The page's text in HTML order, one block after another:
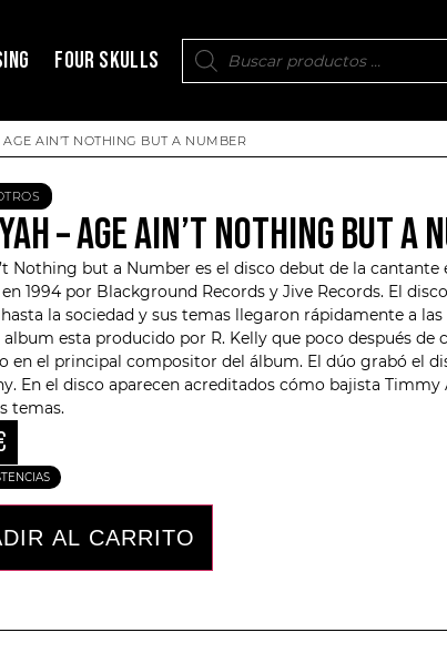
FOUR SKULLS
AIN’T NOTHING BUT A NUMBER
– AGE AIN’T NOTHING BUT A
Nothing but a Number es el disco debut de la cantante
1994 por Blackground Records y Jive Records. El
la sociedad y sus temas llegaron rápidamente a
album esta producido por R. Kelly que poco después
en el principal compositor del álbum. El dúo grabó el
En el disco aparecen acreditados cómo bajista
temas.
AL CARRITO